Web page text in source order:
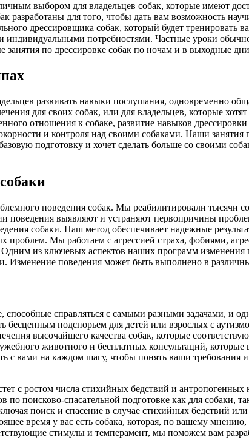
выбором для владельцев собак, которые имеют
для того, чтобы дать вам возможность
дрессировщика собак, который будет тренировать
индивидуальными потребностями. Частные уроки
по дрессировке собак по ночам и в выходные
развивать навыки послушания, одновременно
для своих собак, или для владельцев, которые
отношения к собаке, развитие навыков
и контроля над своими собаками. Наши занятия
подготовку и хочет сделать больше со своими
поведения собак. Мы реабилитировали тысячи
выявляют и устраняют первопричины
собаки. Наш метод обеспечивает надежные
Мы работаем с агрессией страха, фобиями,
из ключевых аспектов наших программ изменения
Изменение поведения может быть выполнено в
способные справляться с самыми разными задачами,
бесценным подспорьем для детей или взрослых с
высочайшего качества собак, которые
животного и бесплатных консультаций, которые
с вами на каждом шагу, чтобы понять ваши требования
с ростом числа стихийных бедствий и
по поисково-спасательной подготовке как для собаки,
поиск и спасение в случае стихийных бедствий
время у вас есть собака, которая, по вашему
стимулы и темперамент, мы поможем вам